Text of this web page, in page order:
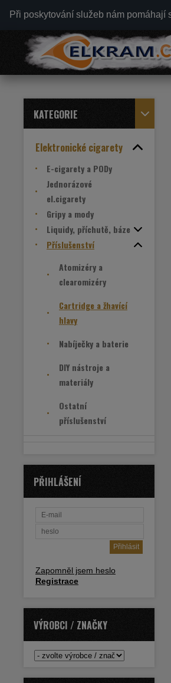
Při poskytování služeb nám
KATEGORIE
Elektronické cigarety
E-cigarety a PODy
Jednorázové
el.cigarety
Gripy a mody
Liquidy, příchutě, báze
Příslušenství
Atomizéry a
clearomizéry
Cartridge a žhavící
hlavy
Nabíječky a baterie
DIY nástroje a
materiály
Ostatní
příslušenství
PŘIHLÁŠENÍ
Zapomněl jsem heslo
Registrace
VÝROBCI / ZNAČKY